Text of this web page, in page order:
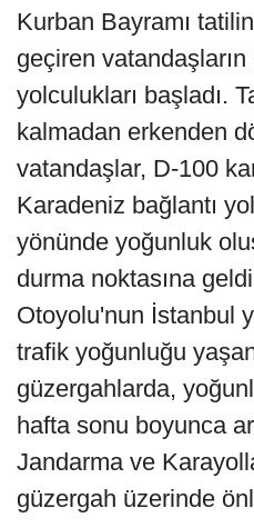
Kurban Bayramı
geçiren
yolculukları başladı.
kalmadan erkenden
vatandaşlar, D-100
Karadeniz bağlantı
yönünde yoğunluk
durma noktasına
Otoyolu'nun İstanbul
trafik yoğunluğu
güzergahlarda,
hafta sonu boyunca
Jandarma ve
güzergah üzerinde